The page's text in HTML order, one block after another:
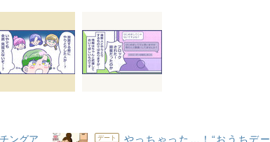
ングア
デート
やっちゃった…！“おうちデー